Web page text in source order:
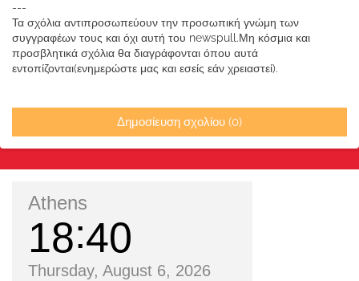
---
Τα σχόλια αντιπροσωπεύουν την προσωπική γνώμη των
συγγραφέων τους και όχι αυτή του newspull.Μη κόσμια και
προσβλητικά σχόλια θα διαγράφονται όπου αυτά
εντοπίζονται(ενημερώστε μας και εσείς εάν χρειαστεί).
Δημοσίευση σχολίου (0)
Athens
18 40
Thursday, August 6, 2026